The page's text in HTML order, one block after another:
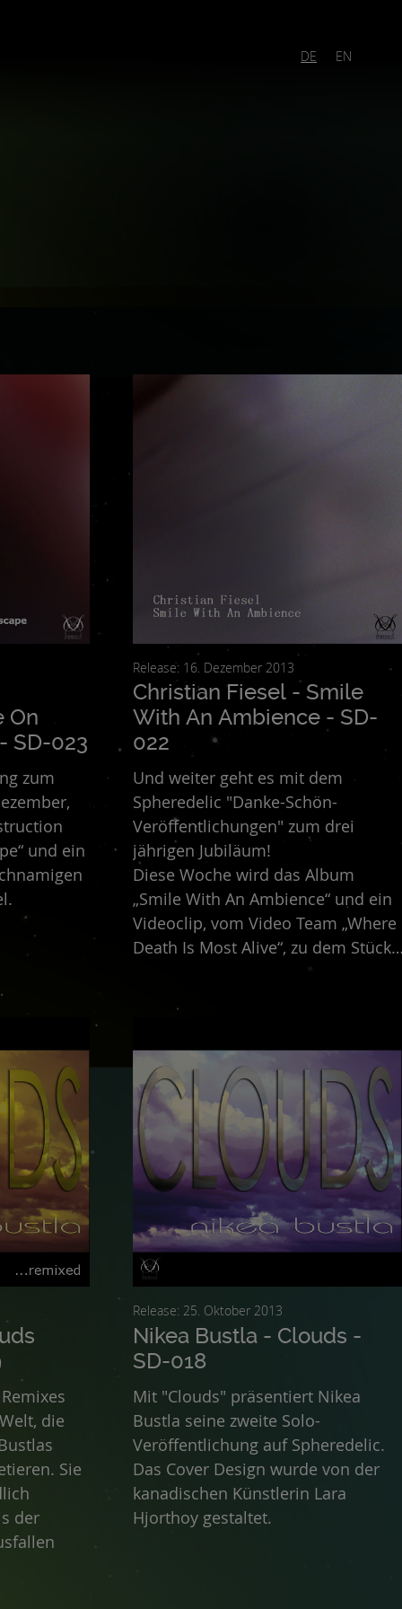
ExthausivaFabio Keiner
IMPULSE
Owt Kri
Somnambule
On
SD-023
zum
und ein
Release: 16. Dezember 2013
Christian Fiesel - Smile
With An Ambience - SD-
022
Und weiter geht es mit dem
Spheredelic "Danke-Schön-
Veröffentlichungen" zum drei
jährigen Jubiläum!
Diese Woche wird das Album
„Smile With An Ambience“ und ein
Videoclip, vom Video Team „Where
Death Is Most Alive“, zu dem Stück
die
Sie
der
Release: 25. Oktober 2013
Nikea Bustla - Clouds -
SD-018
Mit "Clouds" präsentiert Nikea
Bustla seine zweite Solo-
Veröffentlichung auf Spheredelic.
Das Cover Design wurde von der
kanadischen Künstlerin Lara
Hjorthoy gestaltet.